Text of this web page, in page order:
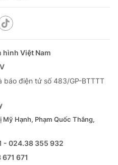
hình Việt Nam
báo điện tử số 483/GP-BTTTT
Mỹ Hạnh, Phạm Quốc Thắng,
- 024.38 355 932
671